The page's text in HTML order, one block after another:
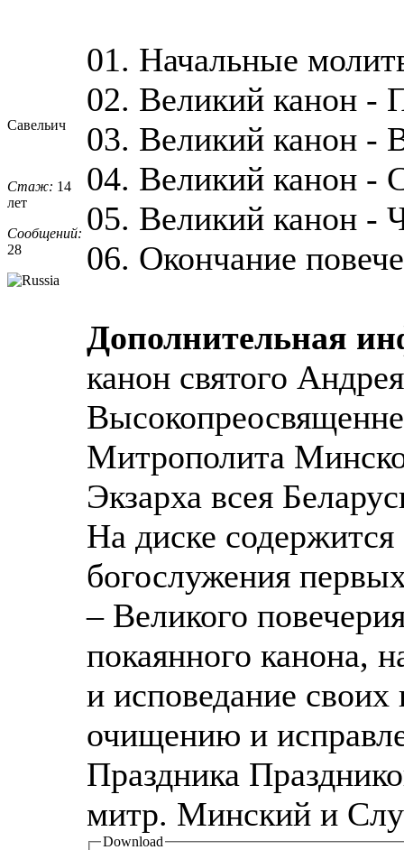
Савельич
Стаж: 14
лет
Сообщений:
28
01. Начальные
02. Великий канон -
03. Великий канон -
04. Великий канон -
05. Великий канон -
06. Окончание
Дополнительная
канон святого
Митрополита
Экзарха всея
На диске
богослужения
– Великого
покаянного канона,
и исповедание
очищению и
Праздника
митр. Минский и
Download